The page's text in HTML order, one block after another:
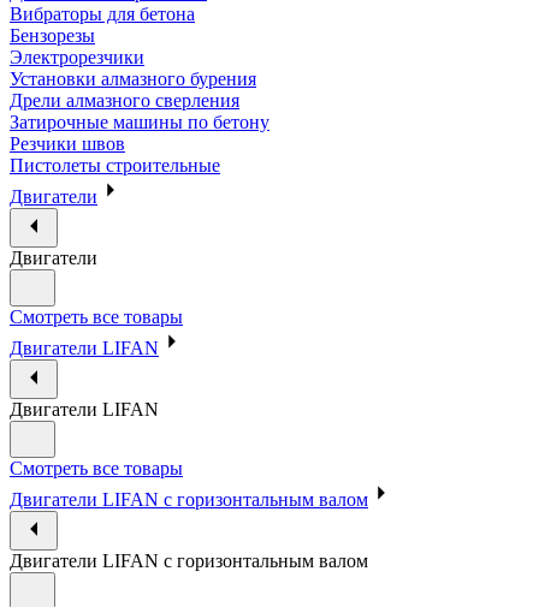
Вибраторы для бетона
Бензорезы
Электрорезчики
Установки алмазного бурения
Дрели алмазного сверления
Затирочные машины по бетону
Резчики швов
Пистолеты строительные
Двигатели
Двигатели
Смотреть все товары
Двигатели LIFAN
Двигатели LIFAN
Смотреть все товары
Двигатели LIFAN с горизонтальным валом
Двигатели LIFAN с горизонтальным валом